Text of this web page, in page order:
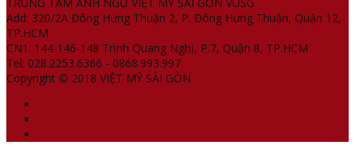
Add: 320/2A Đông Hưng Thuận 2, P. Đông Hưng Thuận, Quận 12,
TP.HCM
CN1: 144-146-148 Trịnh Quang Nghị, P.7, Quận 8, TP.HCM
Tel: 028.2253.6366 - 0868.993.997
Copyright © 2018 VIỆT MỸ SÀI GÒN